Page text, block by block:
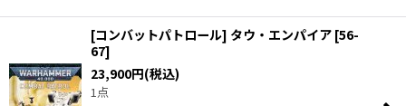
[コンバットパトロール] タウ・エンパイア [56-
67]
23,900円(税込)
1点